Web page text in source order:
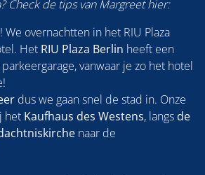
Check de tips van Margreet hier:
overnachtten in het RIU Plaza
Het RIU Plaza Berlin heeft een
vanwaar je zo het hotel
dus we gaan snel de stad in. Onze
het Kaufhaus des Westens, langs de
naar de